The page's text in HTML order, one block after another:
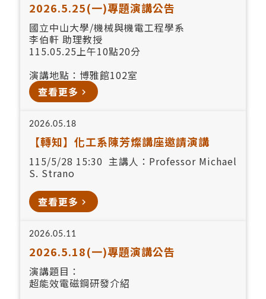
2026.5.25(一)專題演講公告
國立中山大學/機械與機電工程學系
李伯軒 助理教授
115.05.25上午10點20分
演講地點：博雅館102室
查看更多 navigate_next
2026.05.18
【轉知】化工系陳芳燦講座邀請演講
115/5/28 15:30 主講人：Professor Michael
S. Strano
查看更多 navigate_next
2026.05.11
2026.5.18(一)專題演講公告
演講題目：
超能效電磁鋼研發介紹